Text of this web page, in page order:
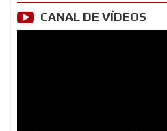
CANAL DE VÍDEOS